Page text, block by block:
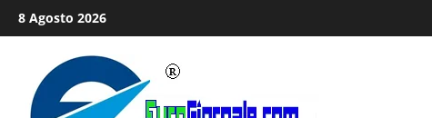
Salta
al
contenuto
8 Agosto 2026